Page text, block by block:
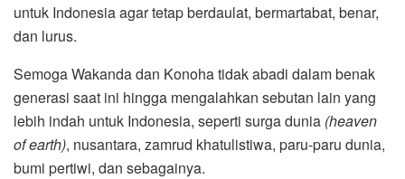
untuk Indonesia agar tetap berdaulat, bermartabat, benar,
dan lurus.
Semoga Wakanda dan Konoha tidak abadi dalam benak
generasi saat ini hingga mengalahkan sebutan lain yang
lebih indah untuk Indonesia, seperti surga dunia (heaven
of earth), nusantara, zamrud khatulistiwa, paru-paru dunia,
bumi pertiwi, dan sebagainya.